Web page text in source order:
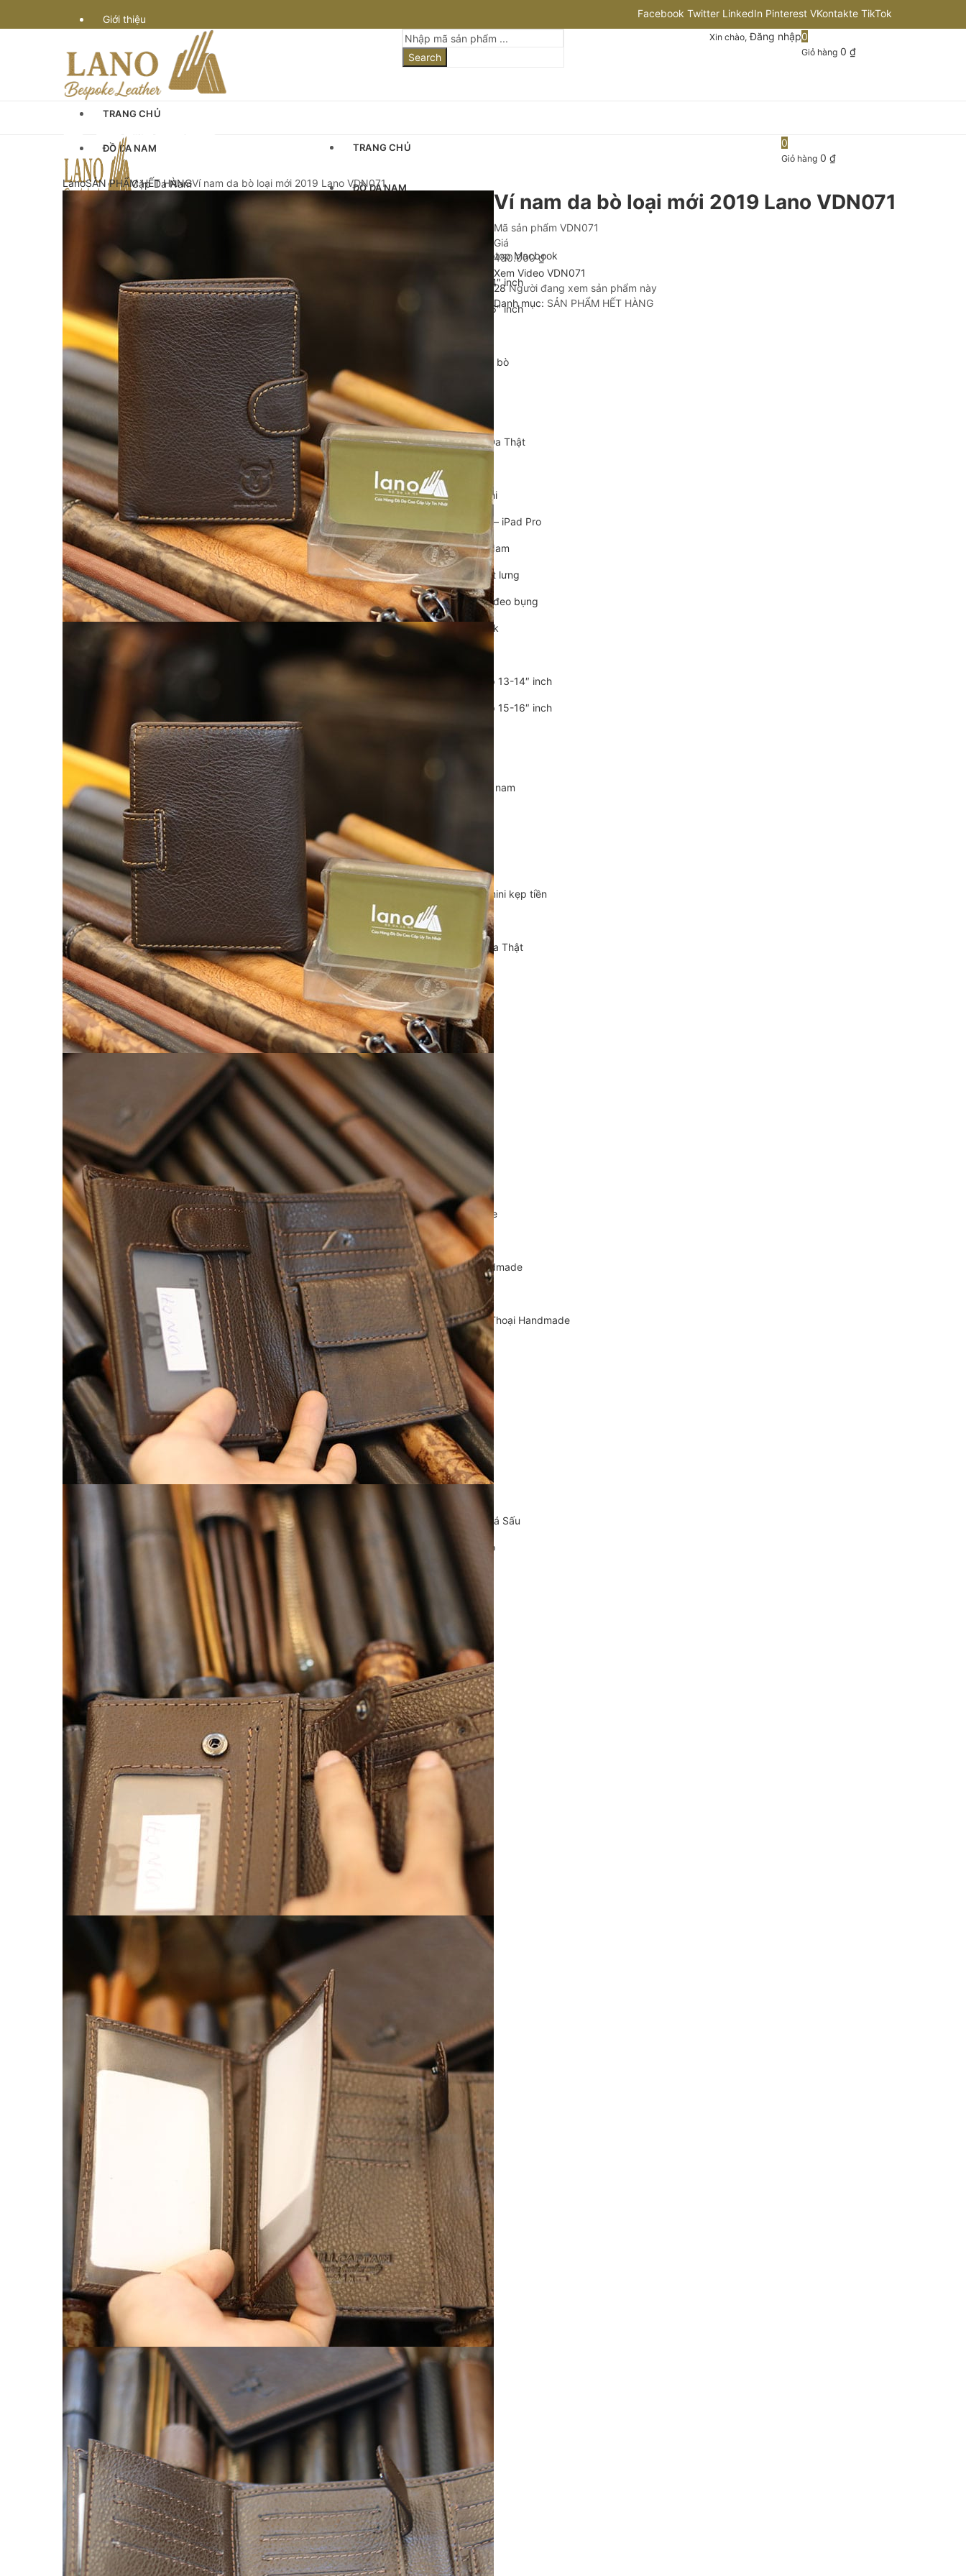
Giới thiệu
Vận chuyển
Bảo hành
Quy định & thanh toán
Góc Tư Vấn
Facebook Twitter LinkedIn Pinterest VKontakte TikTok
Flickr Youtube Github
Search
Xin chào, Đăng nhập0
Giỏ hàng 0 ₫
TRANG CHỦ
ĐỒ DA NAM
Cặp Da Nam
Cặp da cán bộ
Cặp xách nam da bò
Túi da nam
Túi đeo chéo nam
Túi Bao Tử Nam Da Thật
Túi đeo chéo mini
Túi đựng iPad mini
Túi đựng iPad Air – iPad Pro
Túi Da Cầm Tay Nam
Túi đeo hông, thắt lưng
Túi da đeo ngực, đeo bụng
Túi đựng macbook
Balo Da Nam
Balo đựng Laptop 15-16″ inch
Balo du lịch
Balo da đeo chéo nam
Ví da nam
Ví Cầm Tay Nam
Ví Ngắn Nam
Ví đựng thẻ – Ví mini kẹp tiền
Ví da cá sấu
Túi Du Lịch, Túi Trống Da Thật
Túi Xách Da Nam
ĐỒ DA NỮ
Balo nữ da thật
Túi đeo chéo da nữ
Ví Clutch cầm tay nữ
ĐỒ DA HANDMADE
Bóp Ví Da Handmade
Túi Da Clutch handmade
Túi da nữ handmade
Dây Thắt Lưng Da Handmade
Cặp Da Handmade
Bao Da, Ốp Lưng Điện Thoại Handmade
Chế tác đồ da
CLUTCH
KHUYẾN MÃI
ĐỒ DA CÁ SẤU
Ví da cá sấu
Ví Cầm Tay Clutch Da Cá Sấu
Túi Xách – Túi Đeo Chéo
Ví kẹp tiền
TRANG CHỦ
ĐỒ DA NAM
Cặp Da Đựng Laptop Macbook
Cặp Laptop 13-14″ inch
Cặp Laptop 15-16″ inch
Cặp xách nam da bò
Túi da nam
Túi đeo chéo nam
Túi Bao Tử Nam Da Thật
Túi đeo chéo mini
Túi đựng iPad mini
Túi đựng iPad Air – iPad Pro
Túi Da Cầm Tay Nam
Túi đeo hông, thắt lưng
Túi da đeo ngực, đeo bụng
Túi đựng macbook
Balo Da Nam
Balo đựng Laptop 13-14″ inch
Balo đựng Laptop 15-16″ inch
Balo da đeo chéo nam
Ví Cầm Tay Nam
Ví Ngắn Nam
Ví đựng thẻ – Ví mini kẹp tiền
Ví da cá sấu
Túi Du Lịch, Túi Trống Da Thật
Túi Xách Da Nam
ĐỒ DA NỮ
Balo nữ da thật
Túi đeo chéo da nữ
Ví Clutch cầm tay nữ
Túi Xách Da Nữ
ĐỒ DA HANDMADE
Bóp Ví Da Handmade
Túi Da Clutch handmade
Túi da nữ handmade
Dây Thắt Lưng Da Handmade
Cặp Da Handmade
Bao Da, Ốp Lưng Điện Thoại Handmade
Chế tác đồ da
CLUTCH
KHUYẾN MÃI
ĐỒ DA CÁ SẤU
Ví Cầm Tay Clutch Da Cá Sấu
Túi Xách – Túi Đeo Chéo
0
Giỏ hàng 0 ₫
LanoSẢN PHẨM HẾT HÀNGVí nam da bò loại mới 2019 Lano VDN071
Ví nam da bò loại mới 2019 Lano VDN071
Mã sản phẩm VDN071
Giá
450.000₫
Xem Video VDN071
28Người đang xem sản phẩm này
Danh mục: SẢN PHẨM HẾT HÀNG